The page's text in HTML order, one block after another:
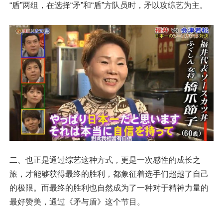
“盾”两组，在选择“矛”和“盾”方队员时，矛以攻综艺为主。
二、也正是通过综艺这种方式，更是一次感性的成长之
旅，才能够获得最终的胜利，都象征着选手们超越了自己
的极限。而最终的胜利也自然成为了一种对于精神力量的
最好赞美，通过《矛与盾》这个节目。